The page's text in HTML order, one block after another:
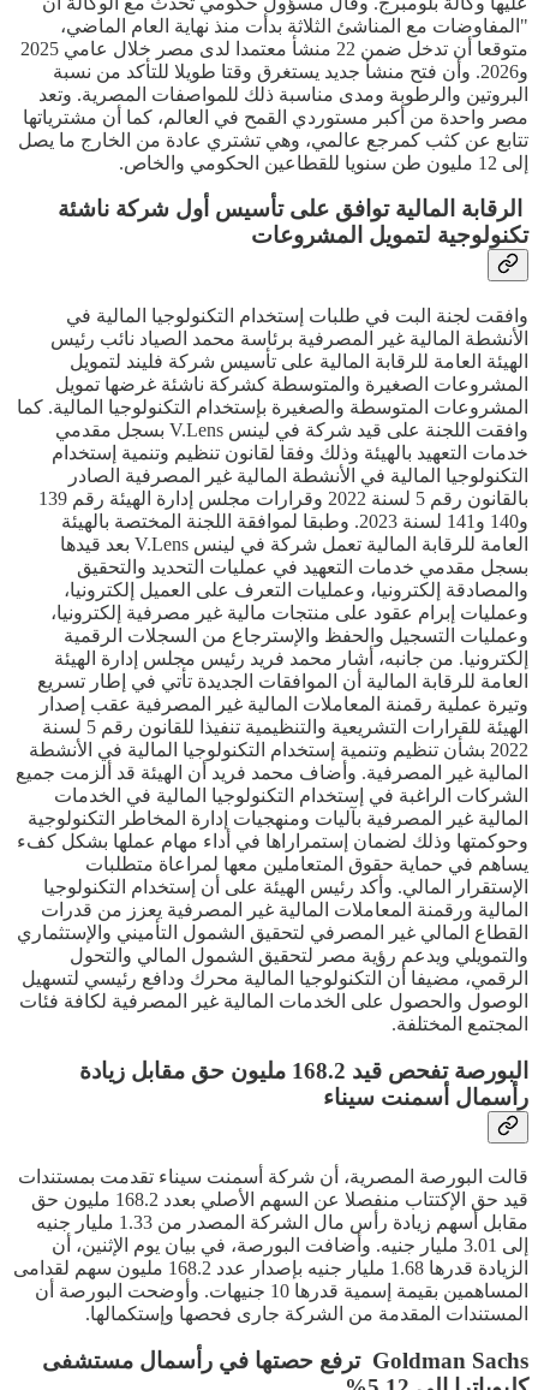
"المفاوضات مع المناشئ الثلاثة بدأت منذ نهاية العام الماضي،
متوقعا أن تدخل ضمن 22 منشأ معتمدا لدى مصر خلال عامي 2025
و2026. وأن فتح منشأ جديد يستغرق وقتا طويلا للتأكد من نسبة
البروتين والرطوبة ومدى مناسبة ذلك للمواصفات المصرية. وتعد
مصر واحدة من أكبر مستوردي القمح في العالم، كما أن مشترياتها
تتابع عن كثب كمرجع عالمي، وهي تشتري عادة من الخارج ما يصل
إلى 12 مليون طن سنويا للقطاعين الحكومي والخاص.
الرقابة المالية توافق على تأسيس أول شركة ناشئة
تكنولوجية لتمويل المشروعات
وافقت لجنة البت في طلبات إستخدام التكنولوجيا المالية في
الأنشطة المالية غير المصرفية برئاسة محمد الصياد نائب رئيس
الهيئة العامة للرقابة المالية على تأسيس شركة فليند لتمويل
المشروعات الصغيرة والمتوسطة كشركة ناشئة غرضها تمويل
المشروعات المتوسطة والصغيرة بإستخدام التكنولوجيا المالية. كما
وافقت اللجنة على قيد شركة في لينس V.Lens بسجل مقدمي
خدمات التعهيد بالهيئة وذلك وفقا لقانون تنظيم وتنمية إستخدام
التكنولوجيا المالية في الأنشطة المالية غير المصرفية الصادر
بالقانون رقم 5 لسنة 2022 وقرارات مجلس إدارة الهيئة رقم 139
و140 و141 لسنة 2023. وطبقا لموافقة اللجنة المختصة بالهيئة
العامة للرقابة المالية تعمل شركة في لينس V.Lens بعد قيدها
بسجل مقدمي خدمات التعهيد في عمليات التحديد والتحقيق
والمصادقة إلكترونيا، وعمليات التعرف على العميل إلكترونيا،
وعمليات إبرام عقود على منتجات مالية غير مصرفية إلكترونيا،
وعمليات التسجيل والحفظ والإسترجاع من السجلات الرقمية
إلكترونيا. من جانبه، أشار محمد فريد رئيس مجلس إدارة الهيئة
العامة للرقابة المالية أن الموافقات الجديدة تأتي في إطار تسريع
وتيرة عملية رقمنة المعاملات المالية غير المصرفية عقب إصدار
الهيئة للقرارات التشريعية والتنظيمية تنفيذا للقانون رقم 5 لسنة
2022 بشأن تنظيم وتنمية إستخدام التكنولوجيا المالية في الأنشطة
المالية غير المصرفية. وأضاف محمد فريد أن الهيئة قد ألزمت جميع
الشركات الراغبة في إستخدام التكنولوجيا المالية في الخدمات
المالية غير المصرفية بآليات ومنهجيات إدارة المخاطر التكنولوجية
وحوكمتها وذلك لضمان إستمراراها في أداء مهام عملها بشكل كفء
يساهم في حماية حقوق المتعاملين معها لمراعاة متطلبات
الإستقرار المالي. وأكد رئيس الهيئة على أن إستخدام التكنولوجيا
المالية ورقمنة المعاملات المالية غير المصرفية يعزز من قدرات
القطاع المالي غير المصرفي لتحقيق الشمول التأميني والإستثماري
والتمويلي ويدعم رؤية مصر لتحقيق الشمول المالي والتحول
الرقمي، مضيفا أن التكنولوجيا المالية محرك ودافع رئيسي لتسهيل
الوصول والحصول على الخدمات المالية غير المصرفية لكافة فئات
المجتمع المختلفة.
البورصة تفحص قيد 168.2 مليون حق مقابل زيادة
رأسمال أسمنت سيناء
قالت البورصة المصرية، أن شركة أسمنت سيناء تقدمت بمستندات
قيد حق الإكتتاب منفصلا عن السهم الأصلي بعدد 168.2 مليون حق
مقابل أسهم زيادة رأس مال الشركة المصدر من 1.33 مليار جنيه
إلى 3.01 مليار جنيه. وأضافت البورصة، في بيان يوم الإثنين، أن
الزيادة قدرها 1.68 مليار جنيه بإصدار عدد 168.2 مليون سهم لقدامى
المساهمين بقيمة إسمية قدرها 10 جنيهات. وأوضحت البورصة أن
المستندات المقدمة من الشركة جارى فحصها وإستكمالها.
Goldman Sachs ترفع حصتها في رأسمال مستشفى